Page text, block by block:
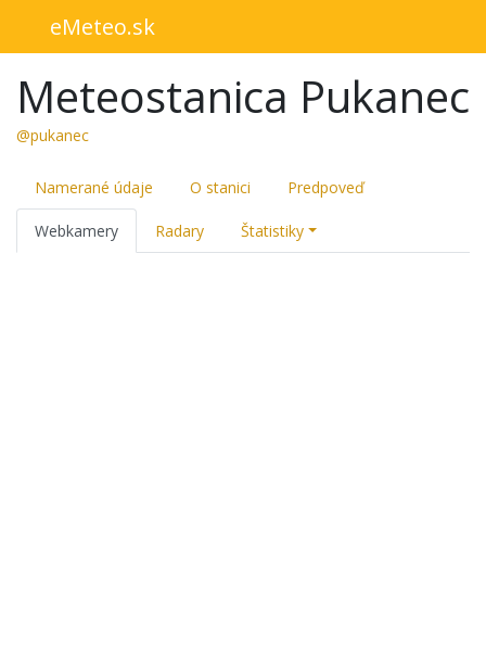
eMeteo.sk
Meteostanica Pukanec
@pukanec
Namerané údaje O stanici Predpoveď
Webkamery Radary Štatistiky